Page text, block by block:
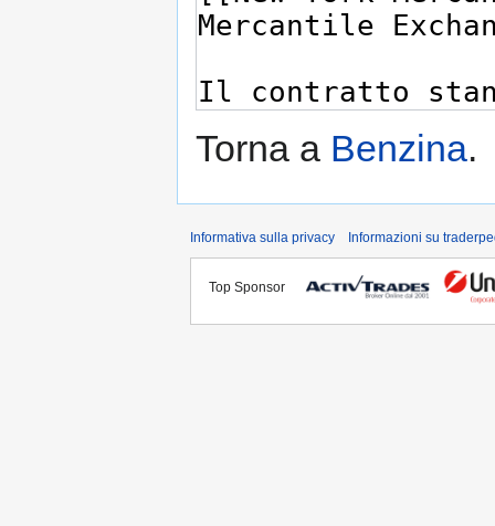
Torna a Benzina.
Informativa sulla privacy Informazioni su
Top Sponsor